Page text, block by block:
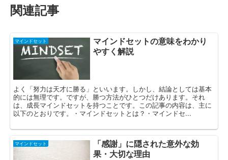
関連記事
マインドセット
マインドセットの意味をわかり
やすく解説
よく「努力は天才に勝る」といいます。しかし、結論としては基本
的には無理です。ですが、勝つ方法がひとつだけあります。それ
は、成長マインドセットを持つことです。この記事の内容は、主に
以下のとおりです。・マインドセットとは？・マインドセ...
マインドセット
「感謝」に隠された意外な効
果・大切な理由